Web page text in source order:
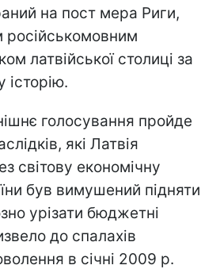
на пост мера Риги,
латвійської столиці за
історію.
голосування пройде
які Латвія
світову економічну
був вимушений підняти
урізати бюджетні
до спалахів
в січні 2009 р.